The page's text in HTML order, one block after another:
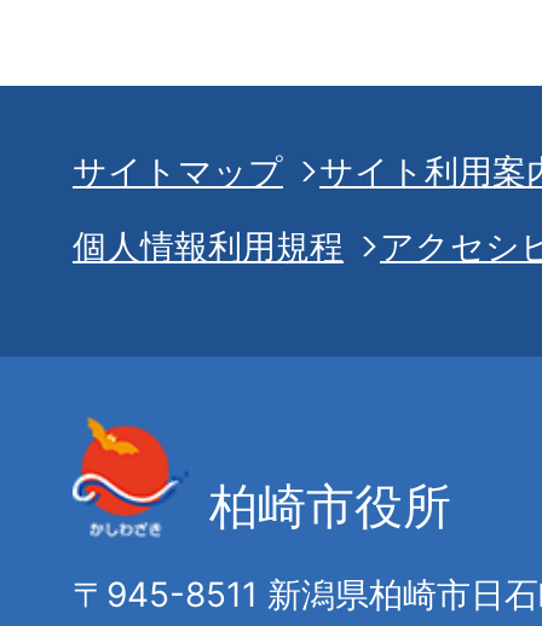
サイトマップ
サイト利用案
個人情報利用規程
アクセシ
柏崎市役所
〒945-8511 新潟県柏崎市日